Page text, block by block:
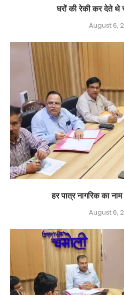
घरों की रेकी कर देते थे
August 6,
हर पात्र नागरिक का
August 6,